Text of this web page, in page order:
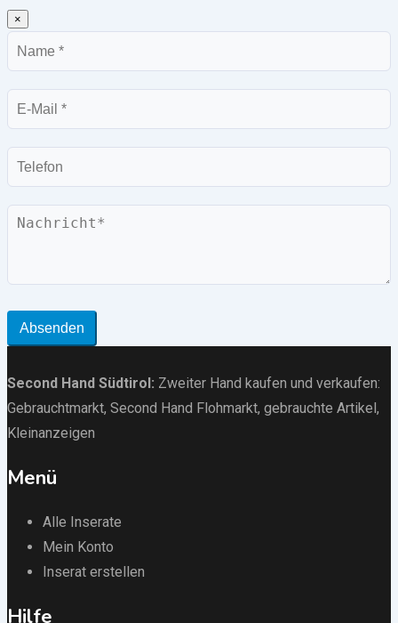
×
Name
E-
Mail
Telefon
Nachricht
Absenden
Second Hand Südtirol : Zweiter Hand kaufen und verkaufen:
Gebrauchtmarkt, Second Hand Flohmarkt, gebrauchte Artikel ,
Kleinanzeigen
Menü
Alle Inserate
Mein Konto
Inserat erstellen
Hilfe